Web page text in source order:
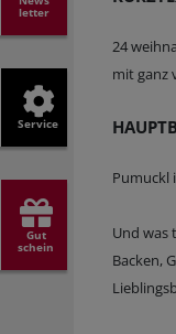
letter
Service
Gut
schein
24
mit ganz
Pumuckl
Und was
Backen,